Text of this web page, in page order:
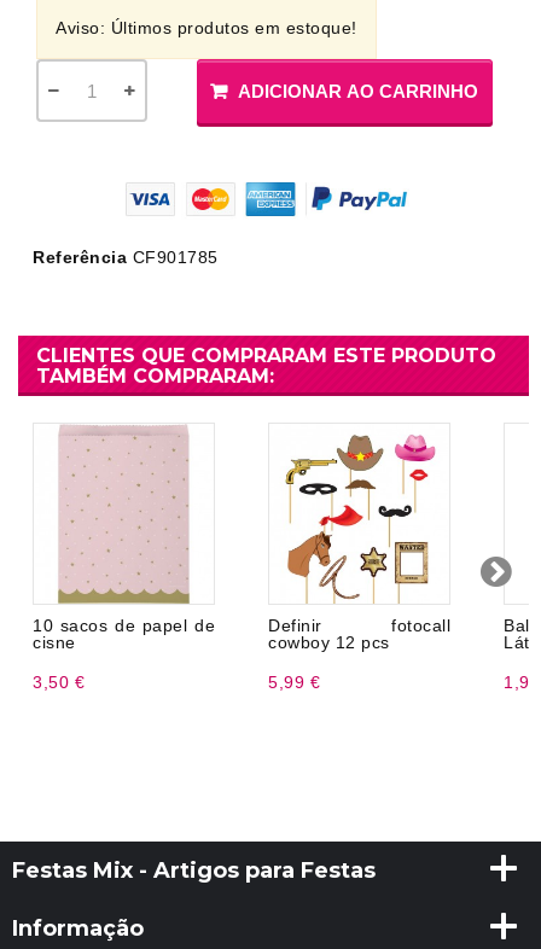
Aviso: Últimos produtos em estoque!
ADICIONAR AO CARRINHO
Referência CF901785
CLIENTES QUE COMPRARAM ESTE PRODUTO
TAMBÉM COMPRARAM:
10 sacos de papel de
cisne
3,50 €
Definir fotocall
cowboy 12 pcs
5,99 €
Festas Mix - Artigos para Festas
Informação